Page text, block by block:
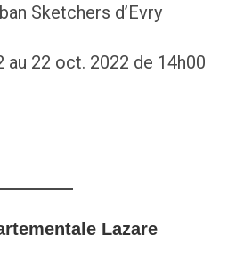
Sketchers d’Evry
au 22 oct. 2022 de 14h00
Lazare